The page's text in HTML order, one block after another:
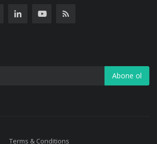
Abone ol
Terms & Conditions